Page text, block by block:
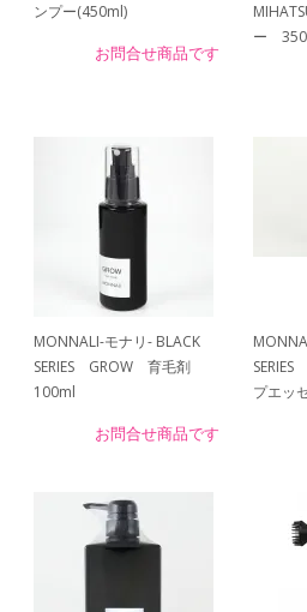
ンプー(450ml)
お問合せ商品です
ー
MONNALI-モナリ- BLACK
SERIES GROW 育毛剤
100ml
お問合せ商品です
プエッ